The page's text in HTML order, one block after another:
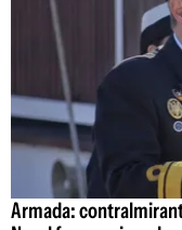
Armada: